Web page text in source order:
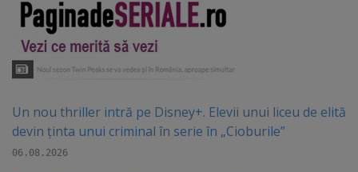
Un nou thriller intră pe Disney+. Elevii unui liceu de elită
devin ținta unui criminal în serie în „Cioburile”
06.08.2026